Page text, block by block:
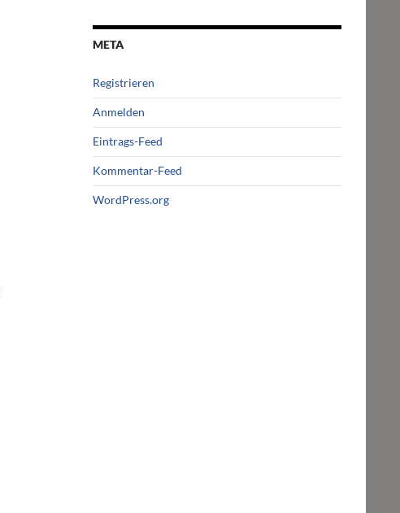
META
Registrieren
Anmelden
Eintrags-Feed
Kommentar-Feed
WordPress.org